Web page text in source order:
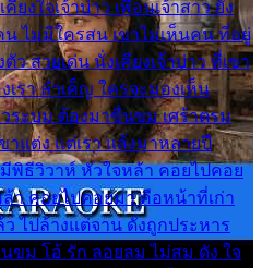
งใจเจ้าบ่าว เพื่อนเจ้าสาว ยัง
ไม่มีใครสน เขาไม่เห็นคน ที่อยู่
ว สวยเด่น นั่งเคียงเจ้าบ่าว ที่เขา
เรา ลำเค็ญ ใครจะมองเห็น
ระบม ต้องมาขื่นขม เศร้าตรม
แต่ง แต่เรา แล้งมาหลายปี
พิธีวิวาห์ หัวใจหล้า คอยไปคอย
า คอยไปคอยมา คือหน้าที่เก่า
ไปล้างแต่จาน ดั่งถูกประหาร
ขม โอ้ รัก ลอยลม ไม่สม ดัง ใจ